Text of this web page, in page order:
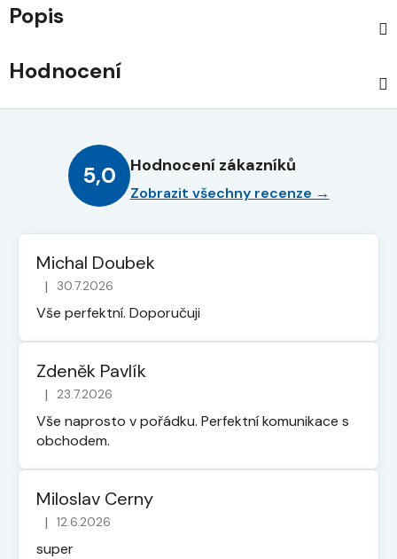
Popis
Hodnocení
5,0 Hodnocení zákazníků
Zobrazit všechny recenze →
Michal Doubek
Hodnocení obchodu je 5 z 5 hvězdiček.
| 30.7.2026
Vše perfektní. Doporučuji
Zdeněk Pavlík
Hodnocení obchodu je 5 z 5 hvězdiček.
| 23.7.2026
Vše naprosto v pořádku. Perfektní komunikace s
obchodem.
Miloslav Cerny
Hodnocení obchodu je 5 z 5 hvězdiček.
| 12.6.2026
super